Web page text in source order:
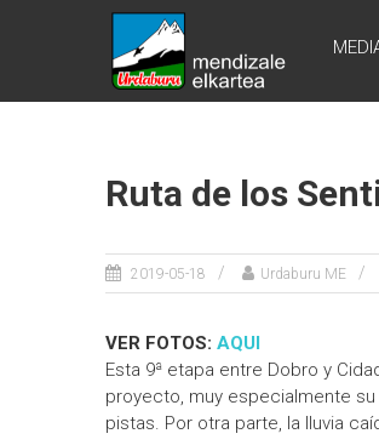
URDABURU
Grupo
Ruta de los
2019-05-18 Urdaburu ME
VER FOTOS: AQUI
Esta 9ª etapa entre Dobro y
proyecto, muy especialmente
pistas. Por otra parte, la lluvia